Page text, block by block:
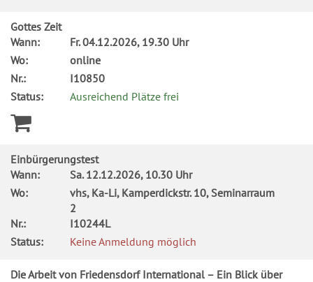
Gottes Zeit
Wann:
Fr.04.12.2026, 19.30 Uhr
Wo:
online
Nr.:
I10850
Status:
Ausreichend Plätze frei
Einbürgerungstest
Wann:
Sa.12.12.2026, 10.30 Uhr
Wo:
vhs, Ka-Li, Kamperdickstr. 10, Seminarraum
2
Nr.:
I10244L
Status:
Keine Anmeldung möglich
Die Arbeit von Friedensdorf International – Ein Blick über